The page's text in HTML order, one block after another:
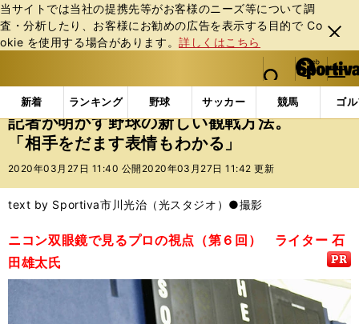
当サイトでは当社の提携先等がお客様のニーズ等について調
査・分析したり、お客様にお勧めの広告を表⽰する⽬的で Co
okie を使⽤する場合があります。詳しくはこちら
閉じ
る
web Sportiva (webスポルティーバ)
検索
マイペ
ー
ジ
メニュ
新着 ランキング 野球 サッカー 競馬 ゴ
b
ス
ポ
ル
バ
インフォメーション 記者が明かす野球の新しい観戦方
記者が明かす野球の新しい観戦方法。
「相手をだます表情もわかる」
2020年03月27日 11:40 公開 2020年03月27日 11:42 更新
text by Sportiva市川光治（光スタジオ）●撮影
ニコン双眼鏡で見るプロの視点（第６回） ライター 石
田雄太氏